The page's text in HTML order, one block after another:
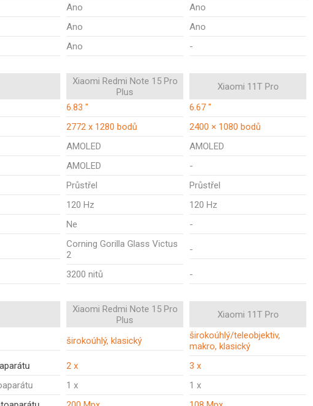
Ano
Ano
Ano
Ano
Ano -
Xiaomi Redmi Note 15 Pro
Plus
Xiaomi 11T Pro
6.83 "
6.67 "
2772 x 1280 bodů
2400 × 1080 bodů
AMOLED
AMOLED
AMOLED
-
Průstřel
Průstřel
120 Hz
120 Hz
Ne -
Corning Gorilla Glass Victus
2
-
3200 nitů -
Xiaomi Redmi Note 15 Pro
Plus
Xiaomi 11T Pro
širokoúhlý, klasický
širokoúhlý/teleobjektiv,
makro, klasický
2 x
3 x
1 x
1 x